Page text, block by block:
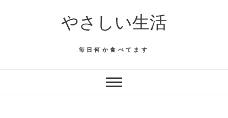
やさしい生活
毎日何か食べてます